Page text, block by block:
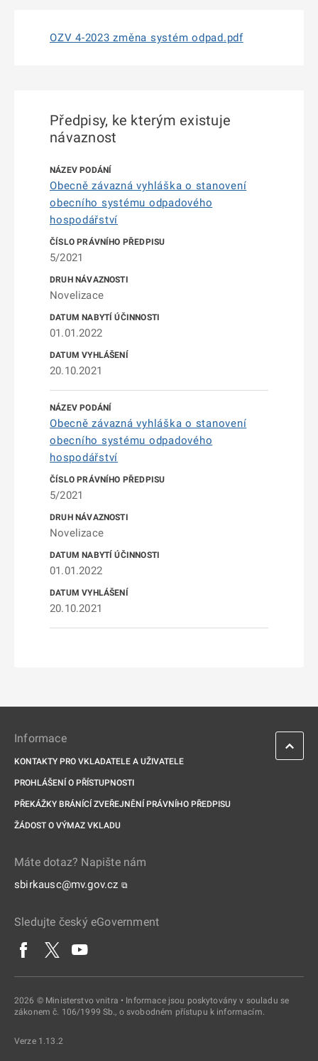
OZV 4-2023 změna systém odpad.pdf
Předpisy, ke kterým existuje
návaznost
Obecně závazná vyhláška o stanovení
obecního systému odpadového
hospodářství
5/2021
Novelizace
01.01.2022
20.10.2021
Obecně závazná vyhláška o stanovení
obecního systému odpadového
hospodářství
5/2021
Novelizace
01.01.2022
20.10.2021
Informace
KONTAKTY PRO VKLADATELE A UŽIVATELE
PROHLÁŠENÍ O PŘÍSTUPNOSTI
PŘEKÁŽKY BRÁNÍCÍ ZVEŘEJNĚNÍ PRÁVNÍHO PŘEDPISU
ŽÁDOST O VÝMAZ VKLADU
Máte dotaz? Napište nám
sbirkausc@mv.gov.cz ⧉
Sledujte český eGovernment
2026 © Ministerstvo vnitra • Informace jsou poskytovány v souladu se
zákonem č. 106/1999 Sb., o svobodném přístupu k informacím.
Verze 1.13.2